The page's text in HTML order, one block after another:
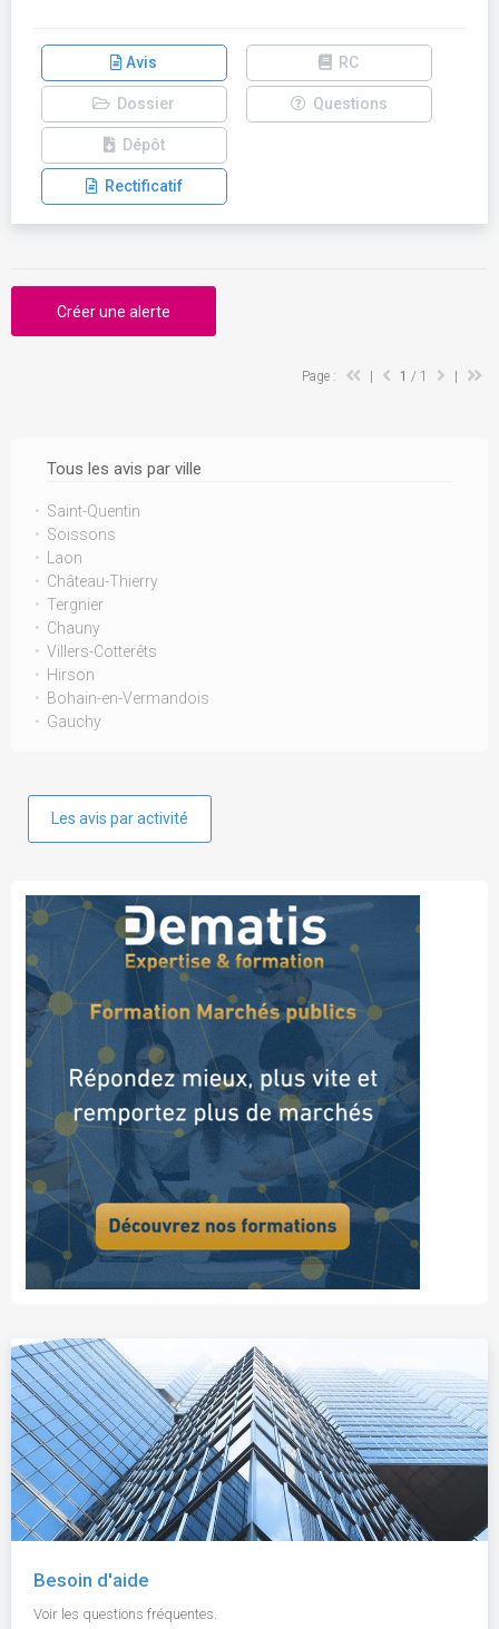
Tous les avis par ville
Saint-Quentin
Soissons
Laon
Château-Thierry
Tergnier
Chauny
Villers-Cotterêts
Hirson
Bohain-en-Vermandois
Gauchy
Les avis par activité
Avis RC
Dossier Questions
Dépôt
Rectificatif
Créer une alerte
Page : 1 / 1
Besoin d'aide
Voir les questions fréquentes.